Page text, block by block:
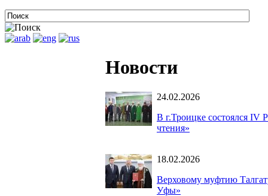
Новости
24.02.2026
В г.Троицке состоялся IV
чтения»
18.02.2026
Верховому муфтию
Уфы»